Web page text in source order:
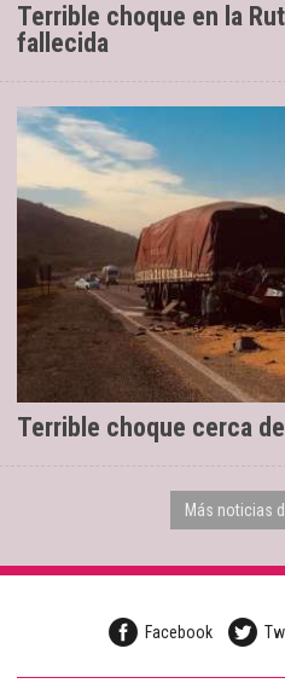
Terrible choque en la
fallecida
Terrible choque cerca
04/07/2022
Los dos
observación en el
Más noticias
Facebook